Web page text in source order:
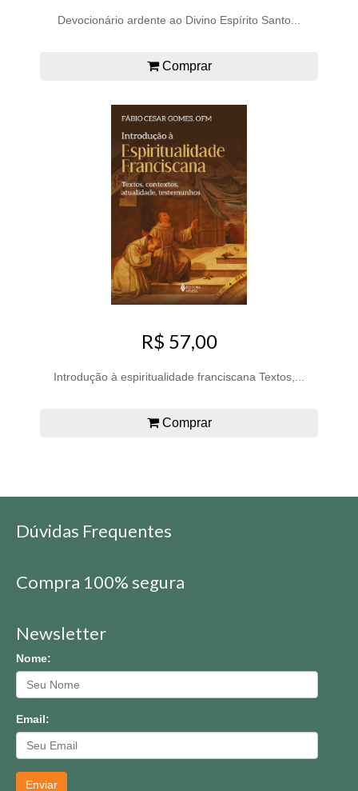
Devocionário ardente ao Divino Espírito Santo...
Comprar
R$ 57,00
Introdução à espiritualidade franciscana Textos,...
Comprar
Dúvidas Frequentes
Compra 100% segura
Newsletter
Nome:
Email:
Enviar